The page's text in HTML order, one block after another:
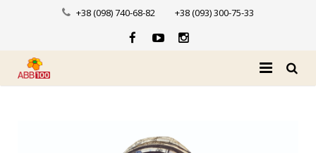
+38 (098) 740-68-82 +38 (093) 300-75-33